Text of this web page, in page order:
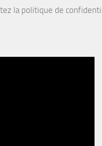
la politique de